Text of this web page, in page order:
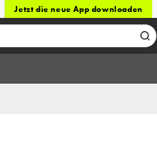
Jetzt die neue App downloaden